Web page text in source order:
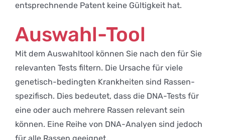
entsprechnende Patent keine Gültigkeit hat.
Auswahl-Tool
Mit dem Auswahltool können Sie nach den für Sie
relevanten Tests filtern. Die Ursache für viele
genetisch-bedingten Krankheiten sind Rassen-
spezifisch. Dies bedeutet, dass die DNA-Tests für
eine oder auch mehrere Rassen relevant sein
können. Eine Reihe von DNA-Analyen sind jedoch